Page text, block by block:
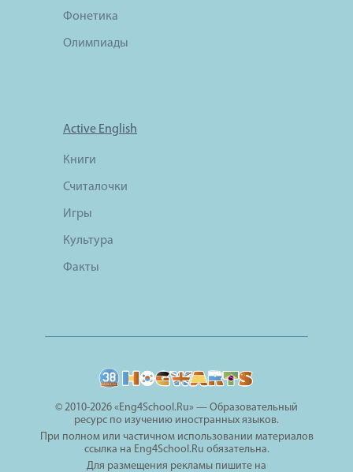
Фонетика
Олимпиады
Active English
Книги
Считалочки
Игры
Культура
Факты
© 2010-2026 «Eng4School.Ru» — Образовательный
ресурс по изучению иностранных языков.
При полном или частичном использовании материалов
ссылка на Eng4School.Ru обязательна.
Для размещения рекламы пишите на